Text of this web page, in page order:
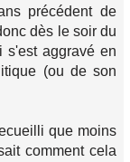
précédent de
dès le soir du
s'est aggravé en
(ou de son
que moins
comment cela